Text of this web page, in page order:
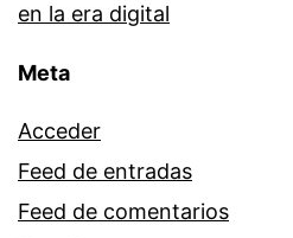
en la era digital
Meta
Acceder
Feed de entradas
Feed de comentarios